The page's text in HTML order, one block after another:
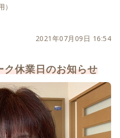
2021年07月09日 16:54
ク休業日のお知らせ